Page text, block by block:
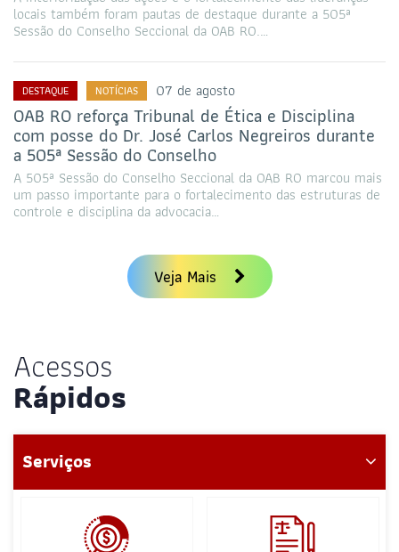
locais também foram pautas de destaque durante a 505ª
Sessão do Conselho Seccional da OAB RO.…
DESTAQUE NOTÍCIAS 07 de agosto
OAB RO reforça Tribunal de Ética e Disciplina
com posse do Dr. José Carlos Negreiros durante
a 505ª Sessão do Conselho
A 505ª Sessão do Conselho Seccional da OAB RO marcou mais
um passo importante para o fortalecimento das estruturas de
controle e disciplina da advocacia…
Veja Mais
Acessos
Rápidos
Serviços